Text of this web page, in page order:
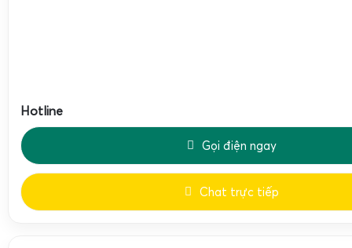
cầm tay, mà còn là giải pháp giúp người dùng kiểm soát
thực phẩm, hành lý một cách chủ động, tiết kiệm chi phí
mục đích sử dụng, người dùng có thể khai thác nhiều
dòngcân móctreo 50kgnày.
Cân đi chợ và cân thực phẩm chính xác, nhanh
Hotline
Gọi điện ngay
Chat trực tiếp